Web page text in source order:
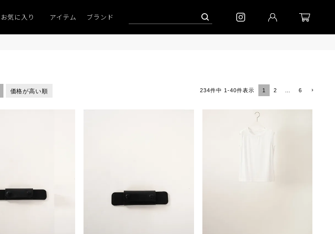
ポイント9％「マンスリーポイントキャンペーン」 予約│「エッグジャケット GREY」
お気に入り アイテム ブランド
価格が高い順 234件中 1-40件表示 1 2 6